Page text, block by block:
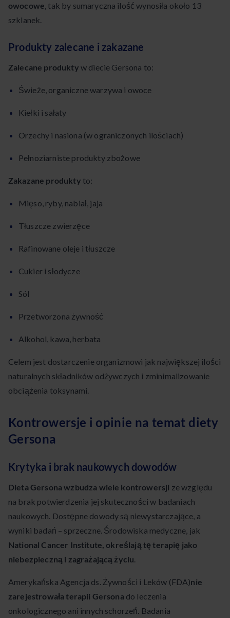
owocowe, tak by sumaryczna ilość wynosiła około 13
szklanek.
Produkty zalecane i zakazane
Zalecane produkty w diecie Gersona to:
Świeże, organiczne warzywa i owoce
Kiełki i sałaty
Orzechy i nasiona (w ograniczonych ilościach)
Pełnoziarniste produkty zbożowe
Zakazane produkty to:
Mięso, ryby, nabiał, jaja
Tłuszcze zwierzęce
Rafinowane oleje i tłuszcze
Cukier i słodycze
Sól
Przetworzona żywność
Alkohol, kawa, herbata
Celem jest dostarczenie organizmowi jak największej ilości
naturalnych składników odżywczych i zminimalizowanie
obciążenia toksynami.
Kontrowersje i opinie na temat diety
Gersona
Krytyka i brak naukowych dowodów
Dieta Gersona wzbudza wiele kontrowersji ze względu
na brak potwierdzenia jej skuteczności w badaniach
naukowych. Dostępne dowody są niewystarczające, a
wyniki badań – sprzeczne. Środowiska medyczne, jak
National Cancer Institute, określają tę terapię jako
niebezpieczną i zagrażającą życiu.
Amerykańska Agencja ds. Żywności i Leków (FDA)nie
zarejestrowała terapii Gersona do leczenia
onkologicznego ani innych schorzeń. Badania